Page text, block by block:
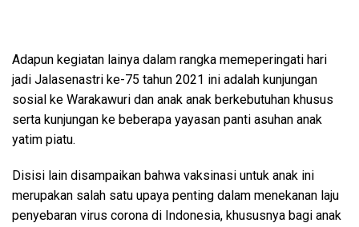
Adapun kegiatan lainya dalam rangka memeperingati hari
jadi Jalasenastri ke-75 tahun 2021 ini adalah kunjungan
sosial ke Warakawuri dan anak anak berkebutuhan khusus
serta kunjungan ke beberapa yayasan panti asuhan anak
yatim piatu.
Disisi lain disampaikan bahwa vaksinasi untuk anak ini
merupakan salah satu upaya penting dalam menekanan laju
penyebaran virus corona di Indonesia, khususnya bagi anak